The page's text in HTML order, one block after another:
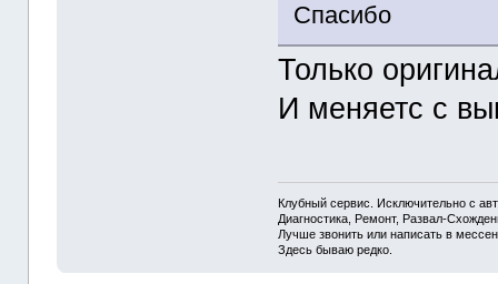
Спасибо
Только
И меняетс с
Клубный сервис. Исключительно с
Диагностика, Ремонт, Развал-
Лучше звонить или написать в
Здесь бываю редко.